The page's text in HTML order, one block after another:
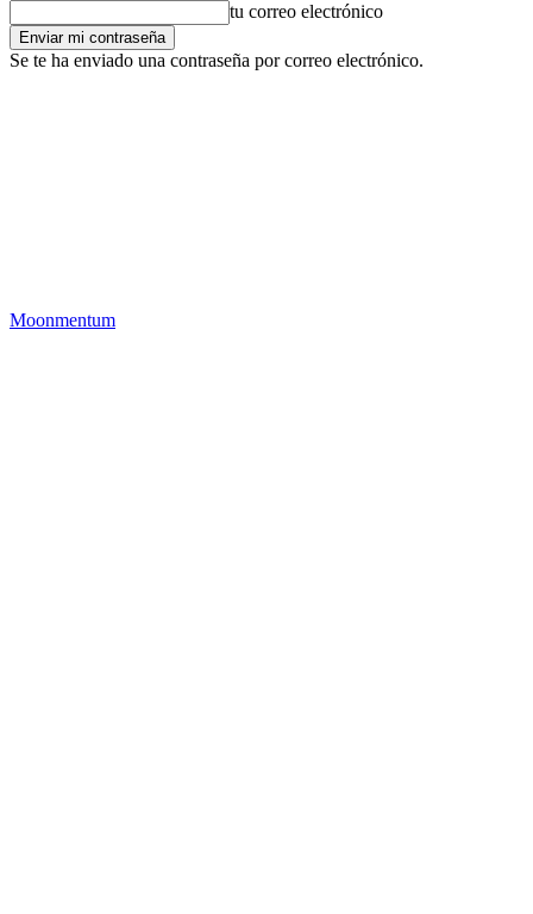
tu correo electrónico
Se te ha enviado una contraseña por correo electrónico.
Moonmentum